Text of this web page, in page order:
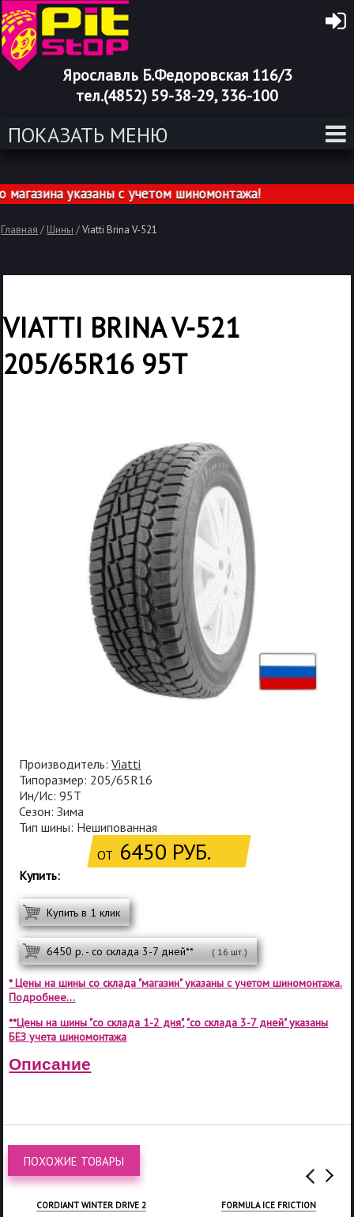
Ярославль Б.Федоровская 116/3
тел.(4852) 59-38-29, 336-100
ПОКАЗАТЬ МЕНЮ
указаны с учетом шиномонтажа!
Главная / Шины / Viatti Brina V-521
VIATTI BRINA V-521
205/65R16 95T
Производитель:Viatti
Типоразмер: 205/65R16
Ин/Ис: 95T
Сезон: Зима
Тип шины: Нешипованная
ОТ 6450 РУБ.
Купить:
Купить в 1 клик
6450 р. - со склада 3-7 дней** ( 16 шт.)
* Цены на шины со склада "магазин" указаны с учетом шиномонтажа.
Подробнее...
**Цены на шины "со склада 1-2 дня", "со склада 3-7 дней" указаны
БЕЗ учета шиномонтажа
Описание
ПОХОЖИЕ ТОВАРЫ
CORDIANT WINTER DRIVE 2 FORMULA ICE FRICTION